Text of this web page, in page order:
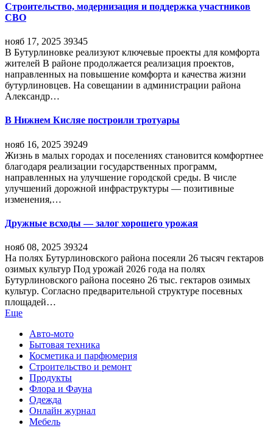
Строительство, модернизация и поддержка участников
СВО
нояб 17, 2025 39345
В Бутурлиновке реализуют ключевые проекты для комфорта
жителей В районе продолжается реализация проектов,
направленных на повышение комфорта и качества жизни
бутурлиновцев. На совещании в администрации района
Александр…
В Нижнем Кисляе построили тротуары
нояб 16, 2025 39249
Жизнь в малых городах и поселениях становится комфортнее
благодаря реализации государственных программ,
направленных на улучшение городской среды. В числе
улучшений дорожной инфраструктуры — позитивные
изменения,…
Дружные всходы — залог хорошего урожая
нояб 08, 2025 39324
На полях Бутурлиновского района посеяли 26 тысяч гектаров
озимых культур Под урожай 2026 года на полях
Бутурлиновского района посеяно 26 тыс. гектаров озимых
культур. Согласно предварительной структуре посевных
площадей…
Еще
Авто-мото
Бытовая техника
Косметика и парфюмерия
Строительство и ремонт
Продукты
Флора и Фауна
Одежда
Онлайн журнал
Мебель